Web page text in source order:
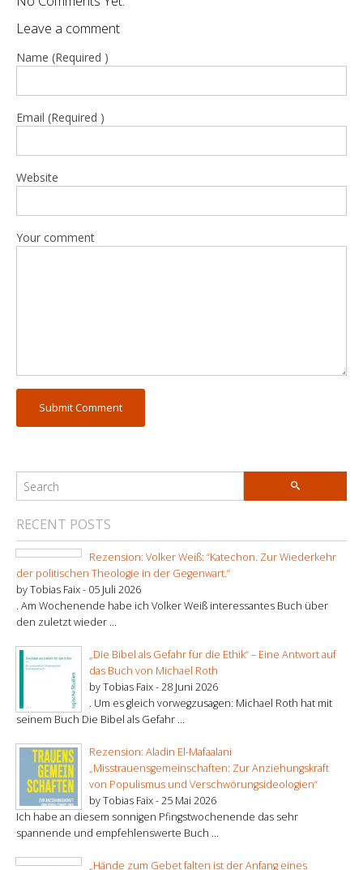
Leave a comment
Name (Required )
Email (Required )
Website
Your comment
RECENT POSTS
Rezension: Volker Weiß: “Katechon. Zur Wiederkehr
der politischen Theologie in der Gegenwart.”
by Tobias Faix - 05 Juli 2026
. Am Wochenende habe ich Volker Weiß interessantes Buch über
den zuletzt wieder ...
„Die Bibel als Gefahr für die Ethik“ – Eine Antwort auf
das Buch von Michael Roth
by Tobias Faix -28 Juni 2026
. Um es gleich vorwegzusagen: Michael Roth hat mit
seinem Buch Die Bibel als Gefahr ...
Rezension: Aladin El-Mafaalani
„Misstrauensgemeinschaften: Zur Anziehungskraft
von Populismus und Verschwörungsideologien“
by Tobias Faix -25 Mai 2026
Ich habe an diesem sonnigen Pfingstwochenende das sehr
spannende und empfehlenswerte Buch ...
„Hände zum Gebet falten ist der Anfang eines